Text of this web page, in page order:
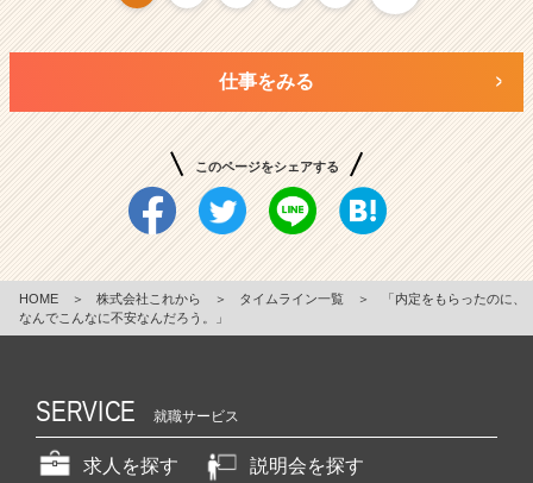
仕事をみる
このページをシェアする
HOME ＞ 株式会社これから ＞ タイムライン一覧 ＞
「内定をもらったのに、
なんでこんなに不安なんだろう。」
SERVICE 就職サービス
求人を探す
説明会を探す